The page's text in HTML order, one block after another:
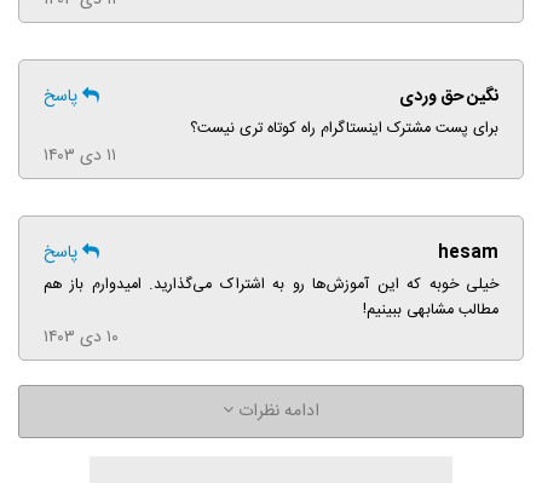
نگین حق وردی پاسخ
برای پست مشترک اینستاگرام راه کوتاه تری نیست؟
۱۱ دی ۱۴۰۳
hesam پاسخ
خیلی خوبه که این آموزش‌ها رو به اشتراک می‌گذارید. امیدوارم باز هم
مطالب مشابهی ببینیم!
۱۰ دی ۱۴۰۳
ادامه نظرات